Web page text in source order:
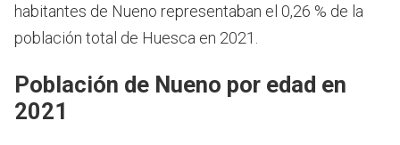
habitantes de Nueno representaban el 0,26 % de la
población total de Huesca en 2021.
Población de Nueno por edad en
2021